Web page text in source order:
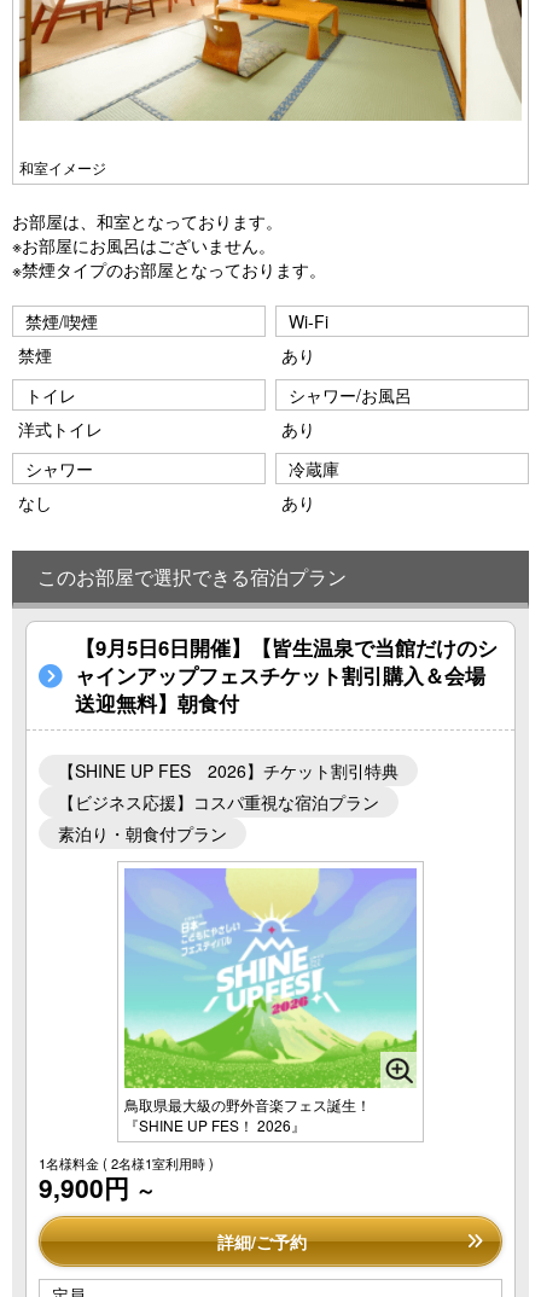
和室イメージ
お部屋は、和室となっております。
※お部屋にお風呂はございません。
※禁煙タイプのお部屋となっております。
禁煙/喫煙
禁煙
Wi-Fi
あり
トイレ
洋式トイレ
シャワー/お風呂
あり
シャワー
なし
冷蔵庫
あり
このお部屋で選択できる宿泊プラン
【9月5日6日開催】【皆生温泉で当館だけのシ
ャインアップフェスチケット割引購入＆会場
送迎無料】朝食付
【SHINE UP FES 2026】チケット割引特典
【ビジネス応援】コスパ重視な宿泊プラン
素泊り・朝食付プラン
鳥取県最大級の野外音楽フェス誕生！
『SHINE UP FES！ 2026』
1名様料金( 2名様1室利用時 )
9,900円 ～
詳細/ご予約